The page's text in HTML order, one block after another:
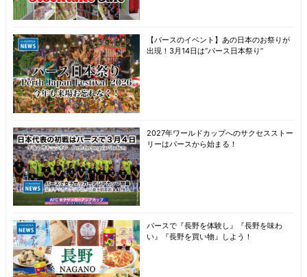
【パースのイベント】あの日本のお祭りが
出現！3月14日は“パース日本祭り”
2027年ワールドカップへのサクセスストー
リーはパースから始まる！
パースで『長野を体験し』『長野を味わ
い』『長野を買い物』しよう！